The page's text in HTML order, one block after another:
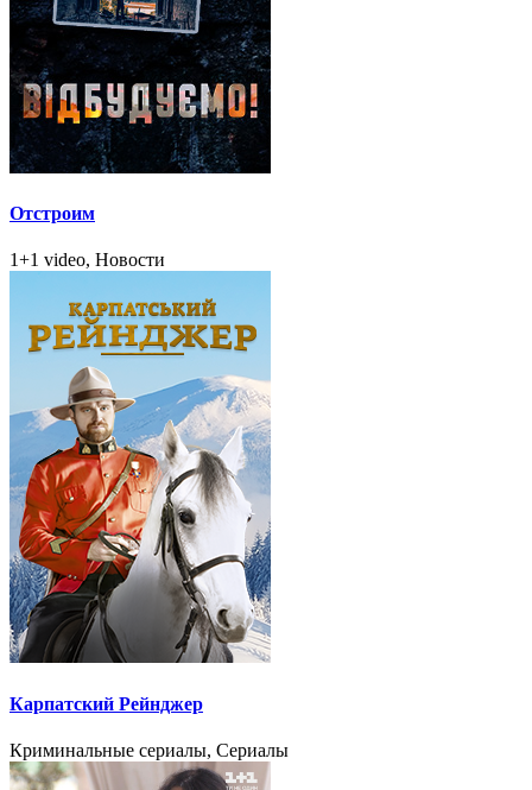
Отстроим
1+1 video, Новости
Карпатский Рейнджер
Криминальные сериалы, Сериалы